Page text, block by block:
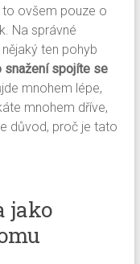
to ovšem pouze o
Na správné
ten pohyb
snažení spojíte se
mnohem lépe,
mnohem dříve,
důvod, proč je tato
jako